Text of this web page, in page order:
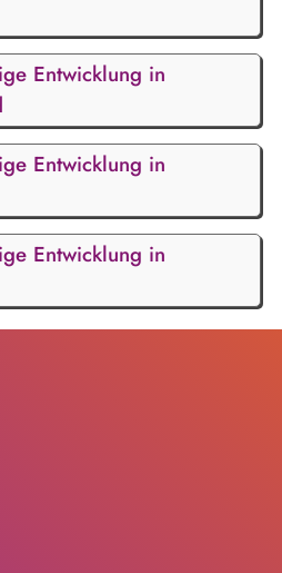
Entwicklung in
Entwicklung in
Entwicklung in